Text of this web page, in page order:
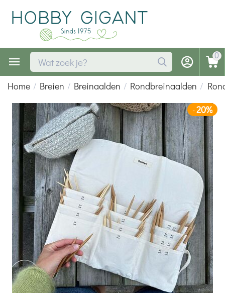
0
Home / Breien / Breinaalden / Rondbreinaalden /
-20%